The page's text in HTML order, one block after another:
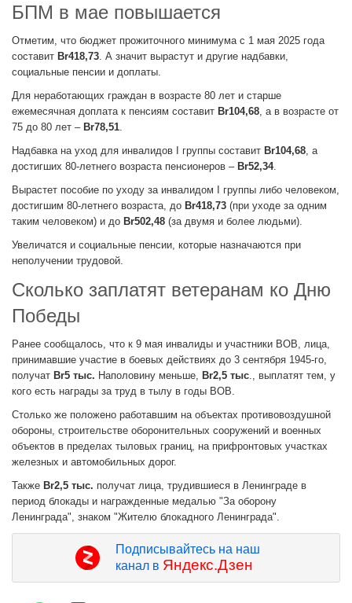
БПМ в мае повышается
Отметим, что бюджет прожиточного минимума с 1 мая 2025 года
составит Br418,73 . А значит вырастут и другие надбавки,
социальные пенсии и доплаты.
Для неработающих граждан в возрасте 80 лет и старше
ежемесячная доплата к пенсиям составит Br104,68 , а в возрасте от
75 до 80 лет – Br78,51
Надбавка на уход для инвалидов I группы составит Br104,68 , а
достигших 80-летнего возраста пенсионеров – Br52,34.
Вырастет пособие по уходу за инвалидом I группы либо человеком,
достигшим 80-летнего возраста, до Br418,73 (при уходе за одним
таким человеком) и до Br502,48 (за двумя и более людьми).
Увеличатся и социальные пенсии, которые назначаются при
неполучении трудовой.
Сколько заплатят ветеранам ко Дню
Победы
Ранее сообщалось, что к 9 мая инвалиды и участники ВОВ, лица,
принимавшие участие в боевых действиях до 3 сентября 1945-го,
получат Br5 тыс. Наполовину меньше, Br2,5 тыс ., выплатят тем, у
кого есть награды за труд в тылу в годы ВОВ.
Столько же положено работавшим на объектах противовоздушной
обороны, строительстве оборонительных сооружений и военных
объектов в пределах тыловых границ, на прифронтовых участках
железных и автомобильных дорог.
Также Br2,5 тыс. получат лица, трудившиеся в Ленинграде в
период блокады и награжденные медалью "За оборону
Ленинграда", знаком "Жителю блокадного Ленинграда".
Подписывайтесь на наш
канал в Яндекс.Дзен